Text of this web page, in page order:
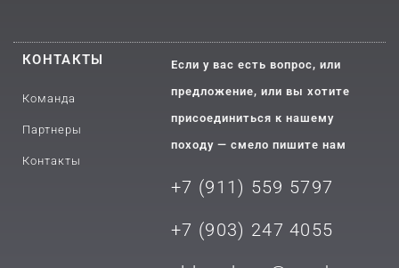
КОНТАКТЫ
Команда
Партнеры
Контакты
Если у вас есть вопрос, или
предложение, или вы хотите
присоединиться к нашему
походу — смело пишите нам
+7 (911) 559 5797
+7 (903) 247 4055